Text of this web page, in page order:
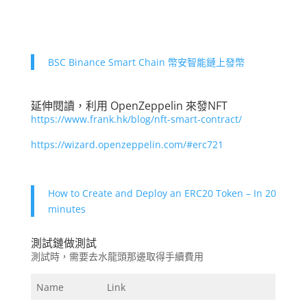
BSC Binance Smart Chain 幣安智能鏈上發幣
延伸閱讀，利用 OpenZeppelin 來發NFT
https://www.frank.hk/blog/nft-smart-contract/
https://wizard.openzeppelin.com/#erc721
How to Create and Deploy an ERC20 Token – In 20
minutes
測試鏈做測試
測試時，需要去水龍頭那邊取得手續費用
Name
Link